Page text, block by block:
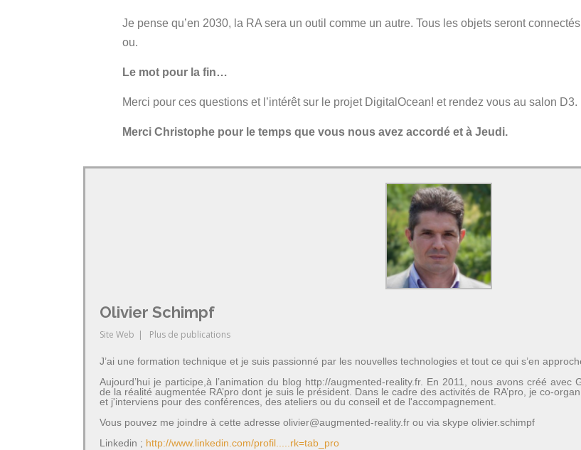
Je pense qu’en 2030, la RA sera un outil comme un autre. Tous les objets seront
ou.
Le mot pour la fin…
Merci pour ces questions et l’intérêt sur le projet DigitalOcean! et rendez vous au salon D3.
Merci Christophe pour le temps que vous nous avez accordé et à Jeudi.
Olivier Schimpf
Site Web | Plus de publications
J’ai une formation technique et je suis passionné par les nouvelles technologies et tout ce qui s’en
Aujourd’hui je participe,à l’animation du blog http://augmented-reality.fr. En 2011, nous avons créé avec
de la réalité augmentée RA’pro dont je suis le président. Dans le cadre des activités de RA’pro, je co-
et j'interviens pour des conférences, des ateliers ou du conseil et de l'accompagnement.
Vous pouvez me joindre à cette adresse olivier@augmented-reality.fr ou via skype olivier.schimpf
Linkedin ; http://www.linkedin.com/profil.....rk=tab_pro